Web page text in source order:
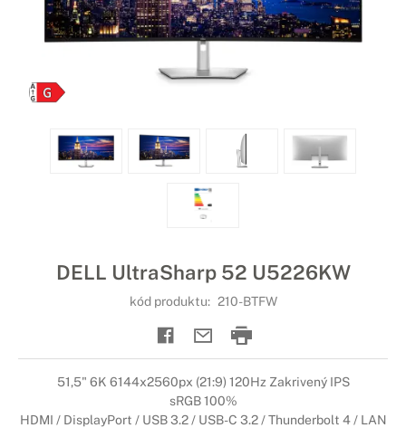
DELL UltraSharp 52 U5226KW
kód produktu: 210-BTFW
51,5" 6K 6144x2560px (21:9) 120Hz Zakrivený IPS
sRGB 100%
HDMI / DisplayPort / USB 3.2 / USB-C 3.2 / Thunderbolt 4 / LAN